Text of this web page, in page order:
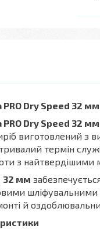
Dry Speed 32
Dry Speed 32 мм
виготовлений з
термін
з найтвердішими
32 мм
шліфувальними
й